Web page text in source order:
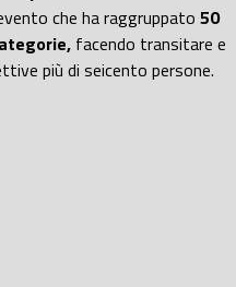
che ha raggruppato 50
facendo transitare e
più di seicento persone.